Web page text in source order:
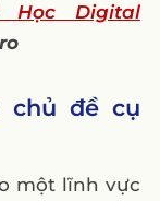
Học Digital
chủ đề cụ
một lĩnh vực